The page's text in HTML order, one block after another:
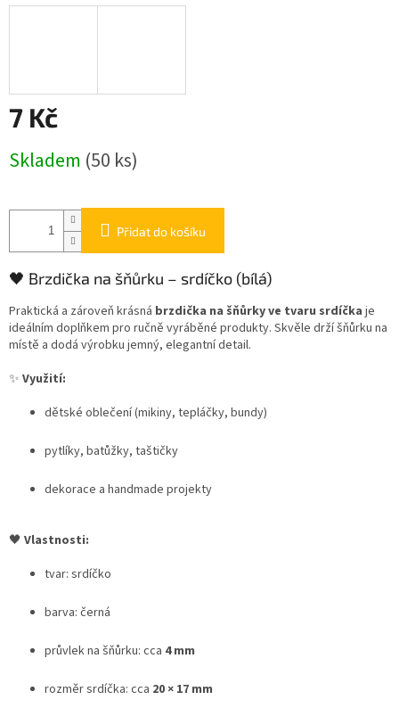
7 Kč
cena:
Skladem (50 ks)
Přidat do košíku
🖤 Brzdička na šňůrku – srdíčko (bílá)
Praktická a zároveň krásná brzdička na šňůrky ve tvaru srdíčka je
ideálním doplňkem pro ručně vyráběné produkty. Skvěle drží šňůrku na
místě a dodá výrobku jemný, elegantní detail.
✨ Využití:
dětské oblečení (mikiny, tepláčky, bundy)
pytlíky, batůžky, taštičky
dekorace a handmade projekty
🖤 Vlastnosti:
tvar: srdíčko
barva: černá
průvlek na šňůrku: cca 4 mm
rozměr srdíčka: cca 20 × 17 mm